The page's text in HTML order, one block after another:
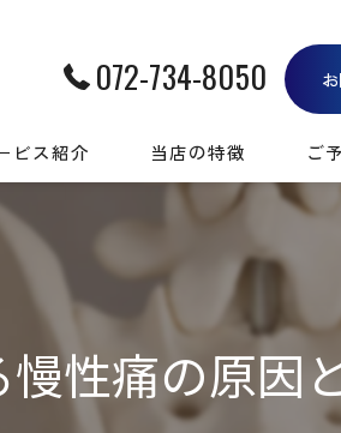
072-734-8050
ビス紹介 当店の特徴
肩こり
慢性痛
ご
性痛の原因